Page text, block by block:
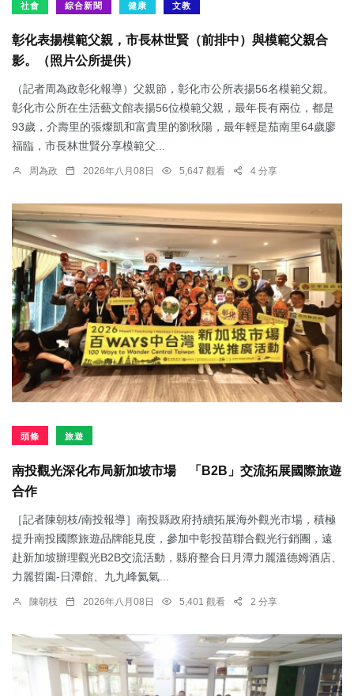
社會 綜合新聞 健康 文教
彰化表揚模範父親，市長林世賢（前排中）與模範父親合
影。（照片公所提供）
（記者周為政彰化報導）父親節，彰化市公所表揚56名模範父親。
彰化市公所在生活藝文館表揚56位模範父親，最年長有兩位，都是
93歲，介壽里的張燦凱和富貴里的劉秋陽，最年輕是茄南里64歲廖
福臨，市長林世賢分享模範父...
周為政 2026年八月08日 5,647 觀看 4 分享
頭條 旅遊
南投觀光深化布局新加坡市場 「B2B」交流拓展國際旅遊
合作
［記者陳朝枝/南投報導］南投縣政府持續拓展海外觀光市場，積極
提升南投國際旅遊品牌能見度，參加中彰投苗聯合觀光行銷團，遠
赴新加坡辦理觀光B2B交流活動，縣府整合日月潭力麗溫德姆酒店、
力麗哲園-日潭館、九九峰氦氣...
陳朝枝 2026年八月08日 5,401 觀看 2 分享